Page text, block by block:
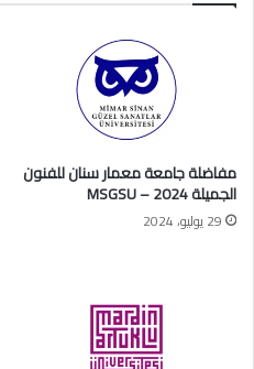
مفاضلة جامعة معمار سنان للفنون
الجميلة 2024 – MSGSU
29 يوليو، 2024